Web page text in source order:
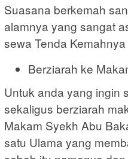
Suasana berkemah
alamnya yang sangat
sewa Tenda
Berziarah ke
Untuk anda yang ingin
sekaligus berziarah
Makam Syekh Abu
satu Ulama yang